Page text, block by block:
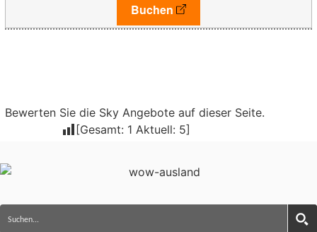
Buchen
Bewerten Sie die Sky Angebote auf dieser Seite.
[Gesamt: 1 Aktuell: 5]